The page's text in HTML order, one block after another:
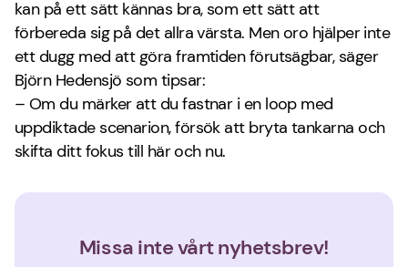
kan på ett sätt kännas bra, som ett sätt att
förbereda sig på det allra värsta. Men oro hjälper inte
ett dugg med att göra framtiden förutsägbar, säger
Björn Hedensjö som tipsar:
– Om du märker att du fastnar i en loop med
uppdiktade scenarion, försök att bryta tankarna och
skifta ditt fokus till här och nu.
Missa inte vårt nyhetsbrev!